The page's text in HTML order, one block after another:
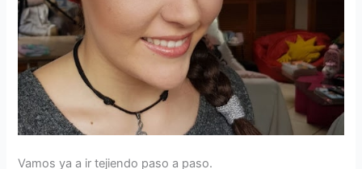
Vamos ya a ir tejiendo paso a paso.